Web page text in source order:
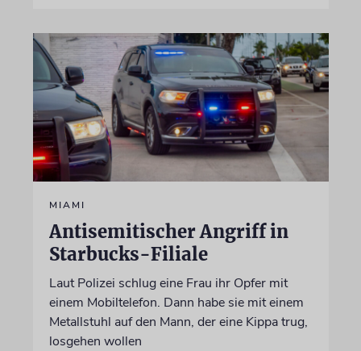
MIAMI
Antisemitischer Angriff in
Starbucks-Filiale
Laut Polizei schlug eine Frau ihr Opfer mit
einem Mobiltelefon. Dann habe sie mit einem
Metallstuhl auf den Mann, der eine Kippa trug,
losgehen wollen